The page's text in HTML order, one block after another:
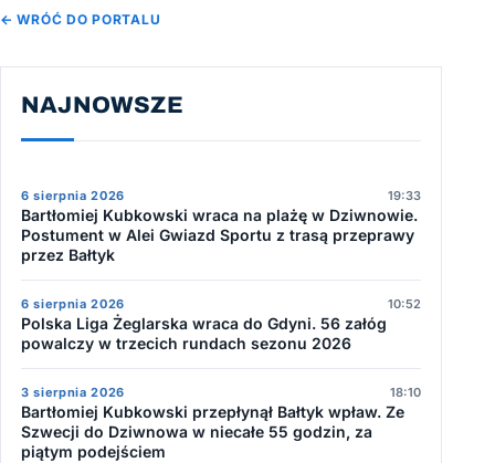
← WRÓĆ DO PORTALU
NAJNOWSZE
6 sierpnia 2026 19:33
Bartłomiej Kubkowski wraca na plażę w Dziwnowie.
Postument w Alei Gwiazd Sportu z trasą przeprawy
przez Bałtyk
6 sierpnia 2026 10:52
Polska Liga Żeglarska wraca do Gdyni. 56 załóg
powalczy w trzecich rundach sezonu 2026
3 sierpnia 2026 18:10
Bartłomiej Kubkowski przepłynął Bałtyk wpław. Ze
Szwecji do Dziwnowa w niecałe 55 godzin, za
piątym podejściem